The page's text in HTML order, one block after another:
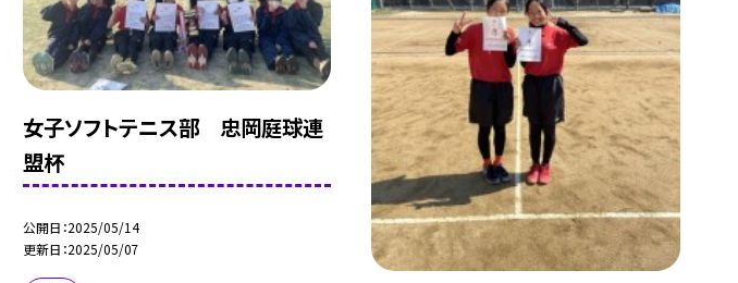
女子ソフトテニス部 忠岡庭球連
盟杯
公開日 2025/05/14
更新日 2025/05/07